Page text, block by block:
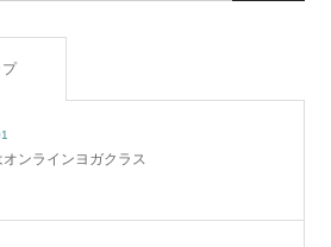
ンラインヨガクラス